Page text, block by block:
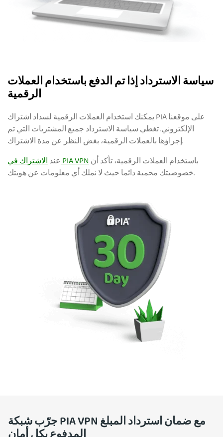
سياسة الاسترداد إذا تم الدفع باستخدام العملات
الرقمية
يمكنك استخدام العملات الرقمية لسداد اشتراك PIA على موقعنا
الإلكتروني. تغطي سياسة الاسترداد جميع المشتريات التي تم
إجراؤها بالعملات الرقمية، بغض النظر عن مدة الاشتراك.
عندالاشتراك في PIA VPN
خصوصيتك محمية دائما حيث لا نملك أي معلومات عن هويتك.
جرّب شبكة PIA VPN مع ضمان استرداد المبلغ